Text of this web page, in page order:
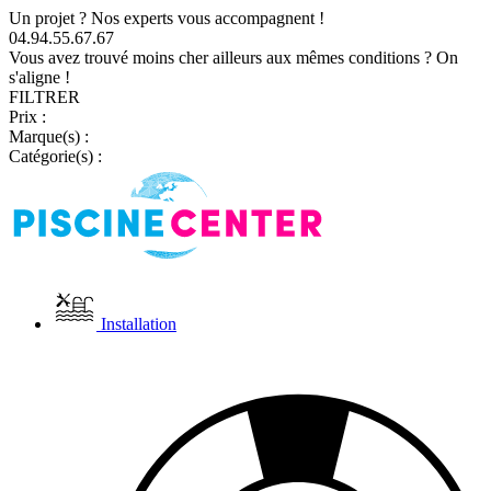
Un projet ? Nos experts vous accompagnent !
04.94.55.67.67
Vous avez trouvé moins cher ailleurs aux mêmes conditions ? On
s'aligne !
FILTRER
Prix :
Marque(s) :
Catégorie(s) :
Installation